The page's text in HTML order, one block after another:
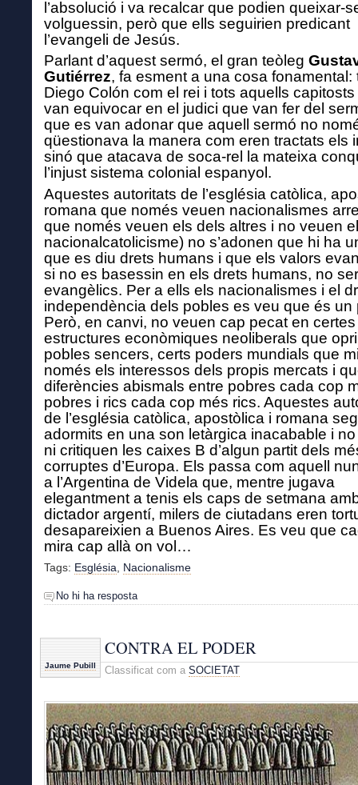
l’absolució i va recalcar que podien queixar-
volguessin, però que ells seguirien predicant
l’evangeli de Jesús.
Parlant d’aquest sermó, el gran teòleg
Gutiérrez, fa esment a una cosa fonamental:
Diego Colón com el rei i tots aquells
van equivocar en el judici que van fer del
que es van adonar que aquell sermó no
qüestionava la manera com eren tractats els
sinó que atacava de soca-rel la mateixa
l’injust sistema colonial espanyol.
Aquestes autoritats de l’església catòlica,
romana que només veuen nacionalismes
que només veuen els dels altres i no veuen
nacionalcatolicisme) no s’adonen que hi ha
que es diu drets humans i que els valors
si no es basessin en els drets humans, no
evangèlics. Per a ells els nacionalismes i el
independència dels pobles es veu que és un
Però, en canvi, no veuen cap pecat en certes
estructures econòmiques neoliberals que
pobles sencers, certs poders mundials que
només els interessos dels propis mercats i
diferències abismals entre pobres cada cop
pobres i rics cada cop més rics. Aquestes
de l’església catòlica, apostòlica i romana
adormits en una son letàrgica inacabable i
ni critiquen les caixes B d’algun partit dels
corruptes d’Europa. Els passa com aquell
a l’Argentina de Videla que, mentre jugava
elegantment a tenis els caps de setmana
dictador argentí, milers de ciutadans eren
desapareixien a Buenos Aires. Es veu que
mira cap allà on vol…
Tags: Església Nacionalisme
No hi ha resposta
Jaume Pubill
CONTRA EL PODER
Classificat com a SOCIETAT